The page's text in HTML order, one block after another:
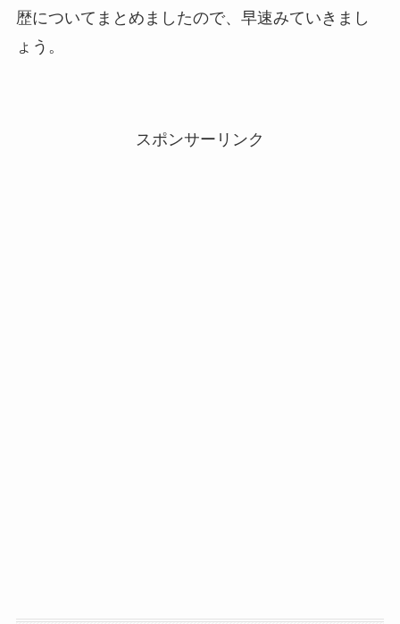
歴についてまとめましたので、早速みていきまし
ょう。
スポンサーリンク